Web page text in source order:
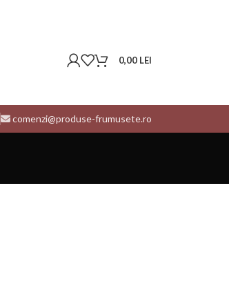
0,00 LEI
comenzi@produse-frumusete.ro